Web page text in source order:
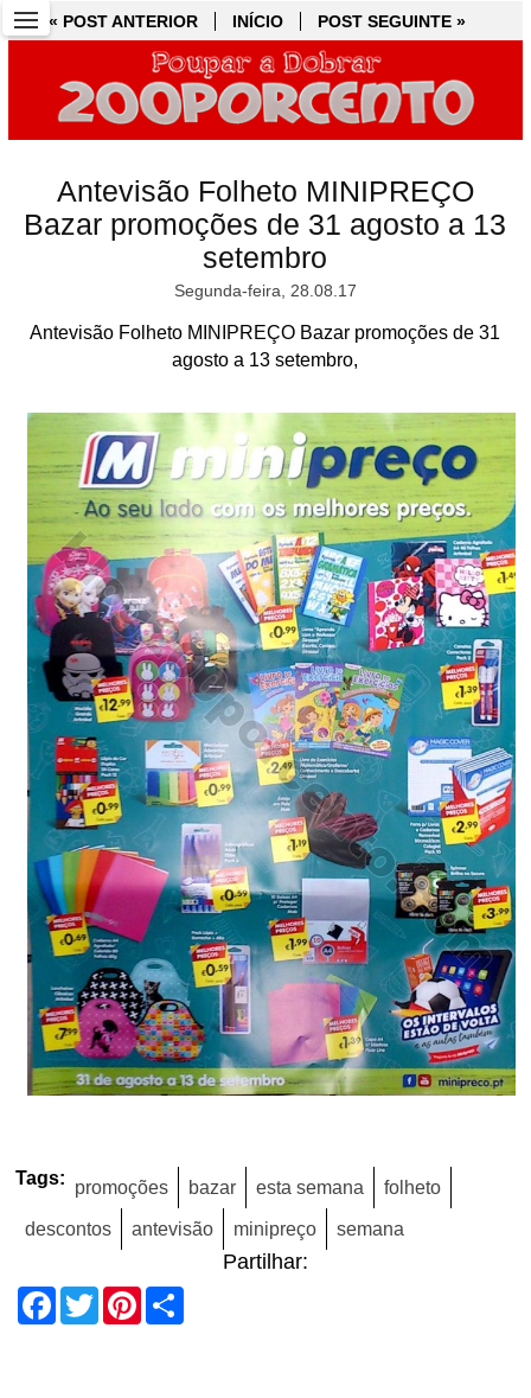
« POST ANTERIOR INÍCIO POST SEGUINTE »
Antevisão Folheto MINIPREÇO
Bazar promoções de 31 agosto a 13
setembro
Segunda-feira, 28.08.17
Antevisão Folheto MINIPREÇO Bazar promoções de 31
agosto a 13 setembro,
Tags: promoções bazar esta semana folheto
descontos antevisão minipreço semana
Partilhar:
Facebook
TwitterPinterest
« POST ANTERIOR INÍCIO POST SEGUINTE »